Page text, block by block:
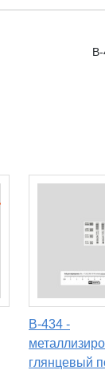
B-434 -
глянцевый